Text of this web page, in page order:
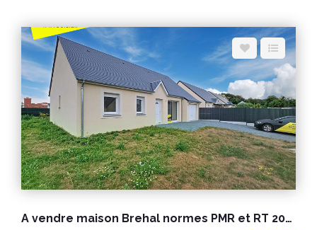
mezzanine desservant trois chambres , une salle d'eau
et toilettes. Un garage. Un second garage avec
grenier. Terrain clos et paysagé Un appentis Terrasse
PRIX : 500000 € Honoraires à la charge du vendeur.
Classe énergie : C (134) Classe climat : C (20) Montant
estimé des dépenses annuelles d'énergie pour un
usage standard : entre 1800€ et 2490€ / an Date de
référence des prix de l'énergie utilisés pour établir
cette estimation : 01/01/2021 "Les informations sur les
risques auxquels ce bien est exposé sont disponibles
sur le site Géorisques : www.georisques.gouv.fr" Pour
visiter : Agence DELAMARCHE IMMO.COM Marina PAUL
au 06.29.76.85.09
A vendre maison Brehal normes PMR et RT 2020 plain pied 4 pièces 88 m²